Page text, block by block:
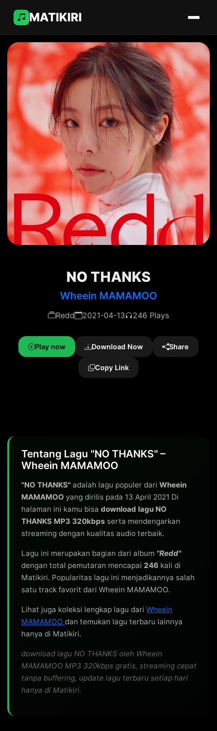
MATIKIRI
NO THANKS
Wheein MAMAMOO
Redd 2021-04-13 246 Plays
Play now Download Now Share
Copy Link
Tentang Lagu "NO THANKS" –
Wheein MAMAMOO
"NO THANKS" adalah lagu populer dari Wheein
MAMAMOO yang dirilis pada 13 April 2021 Di
halaman ini kamu bisa download lagu NO
THANKS MP3 320kbps serta mendengarkan
streaming dengan kualitas audio terbaik.
Lagu ini merupakan bagian dari album "Redd"
dengan total pemutaran mencapai 246 kali di
Matikiri. Popularitas lagu ini menjadikannya salah
satu track favorit dari Wheein MAMAMOO.
Lihat juga koleksi lengkap lagu dari Wheein
MAMAMOO dan temukan lagu terbaru lainnya
hanya di Matikiri.
download lagu NO THANKS oleh Wheein
MAMAMOO MP3 320kbps gratis, streaming cepat
tanpa buffering, update lagu terbaru setiap hari
hanya di Matikiri.